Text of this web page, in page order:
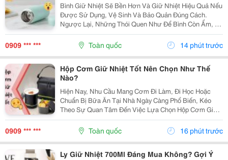
Bình Giữ Nhiệt Sẽ Bền Hơn Và Giữ Nhiệt Hiệu Quả Nếu
Được Sử Dụng, Vệ Sinh Và Bảo Quản Đúng Cách.
Ngược Lại, Những Thói Quen Như Để Bình Còn Ẩm, Vệ
Sinh Không Kỹ Hoặc Sử Dụng Sai Mục Đích Có Thể
Khiến Bình Nhanh Ám Mùi, Giảm Khả Năng Giữ Nhiệt
Và Rút...
0909 *** *** Toàn quốc 14 phút trước
Hộp Cơm Giữ Nhiệt Tốt Nên Chọn Như Thế
Nào?
Hiện Nay, Nhu Cầu Mang Cơm Đi Làm, Đi Học Hoặc
Chuẩn Bị Bữa Ăn Tại Nhà Ngày Càng Phổ Biến, Kéo
Theo Sự Quan Tâm Đến Việc Lựa Chọn Hộp Cơm Giữ
Nhiệt Tốt . Một Sản Phẩm Phù Hợp Không Chỉ Giúp Giữ
Món Ăn Thơm Ngon Mà Còn Mang Lại Sự Tiện Lợi Và
An Tâm...
0909 *** *** Toàn quốc 16 phút trước
Ly Giữ Nhiệt 700Ml Đáng Mua Không? Gợi Ý